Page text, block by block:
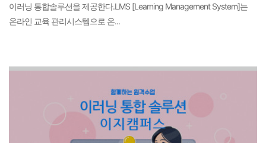
이러닝 통합솔루션을 제공한다.LMS [Learning Management System]는
온라인 교육 관리시스템으로 온...